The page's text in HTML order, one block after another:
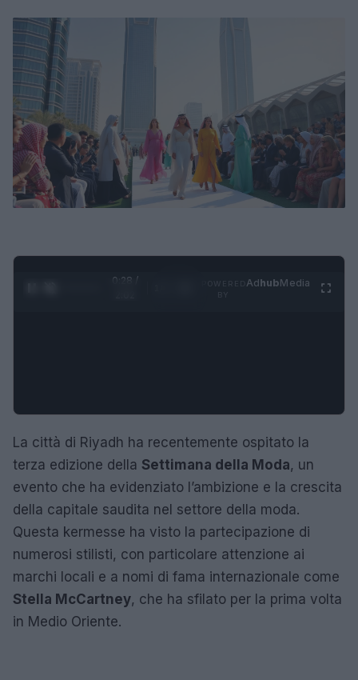
0:29 /
AdhubMedia
La città di Riyadh ha recentemente ospitato la
terza edizione della Settimana della Moda, un
evento che ha evidenziato l’ambizione e la crescita
della capitale saudita nel settore della moda.
Questa kermesse ha visto la partecipazione di
numerosi stilisti, con particolare attenzione ai
marchi locali e a nomi di fama internazionale come
Stella McCartney, che ha sfilato per la prima volta
in Medio Oriente.